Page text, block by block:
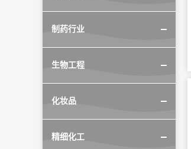
制药行业
生物工程
化妆品
精细化工